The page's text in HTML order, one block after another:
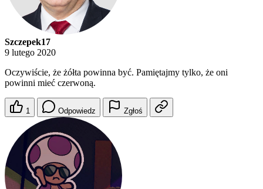
Szczepek17
9 lutego 2020
Oczywiście, że żółta powinna być. Pamiętajmy tylko, że oni
powinni mieć czerwoną.
1 Odpowiedz Zgłoś